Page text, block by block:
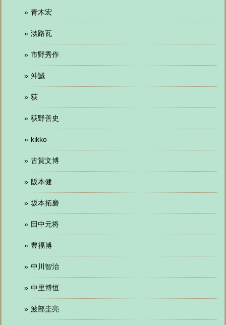
青木宏
淡路瓦
市野秀作
沖誠
荻
荻野善史
kikko
古賀文博
阪本健
坂本拓磨
田中元将
豊福博
中川智治
中里博恒
波部圭亮